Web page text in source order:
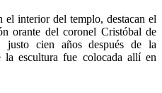
el interior del templo, destacan el
orante del coronel Cristóbal de
cien años después de la
la escultura fue colocada allí en